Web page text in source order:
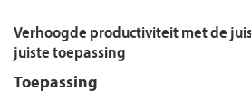
Verhoogde productiviteit met de
juiste toepassing
Toepassing